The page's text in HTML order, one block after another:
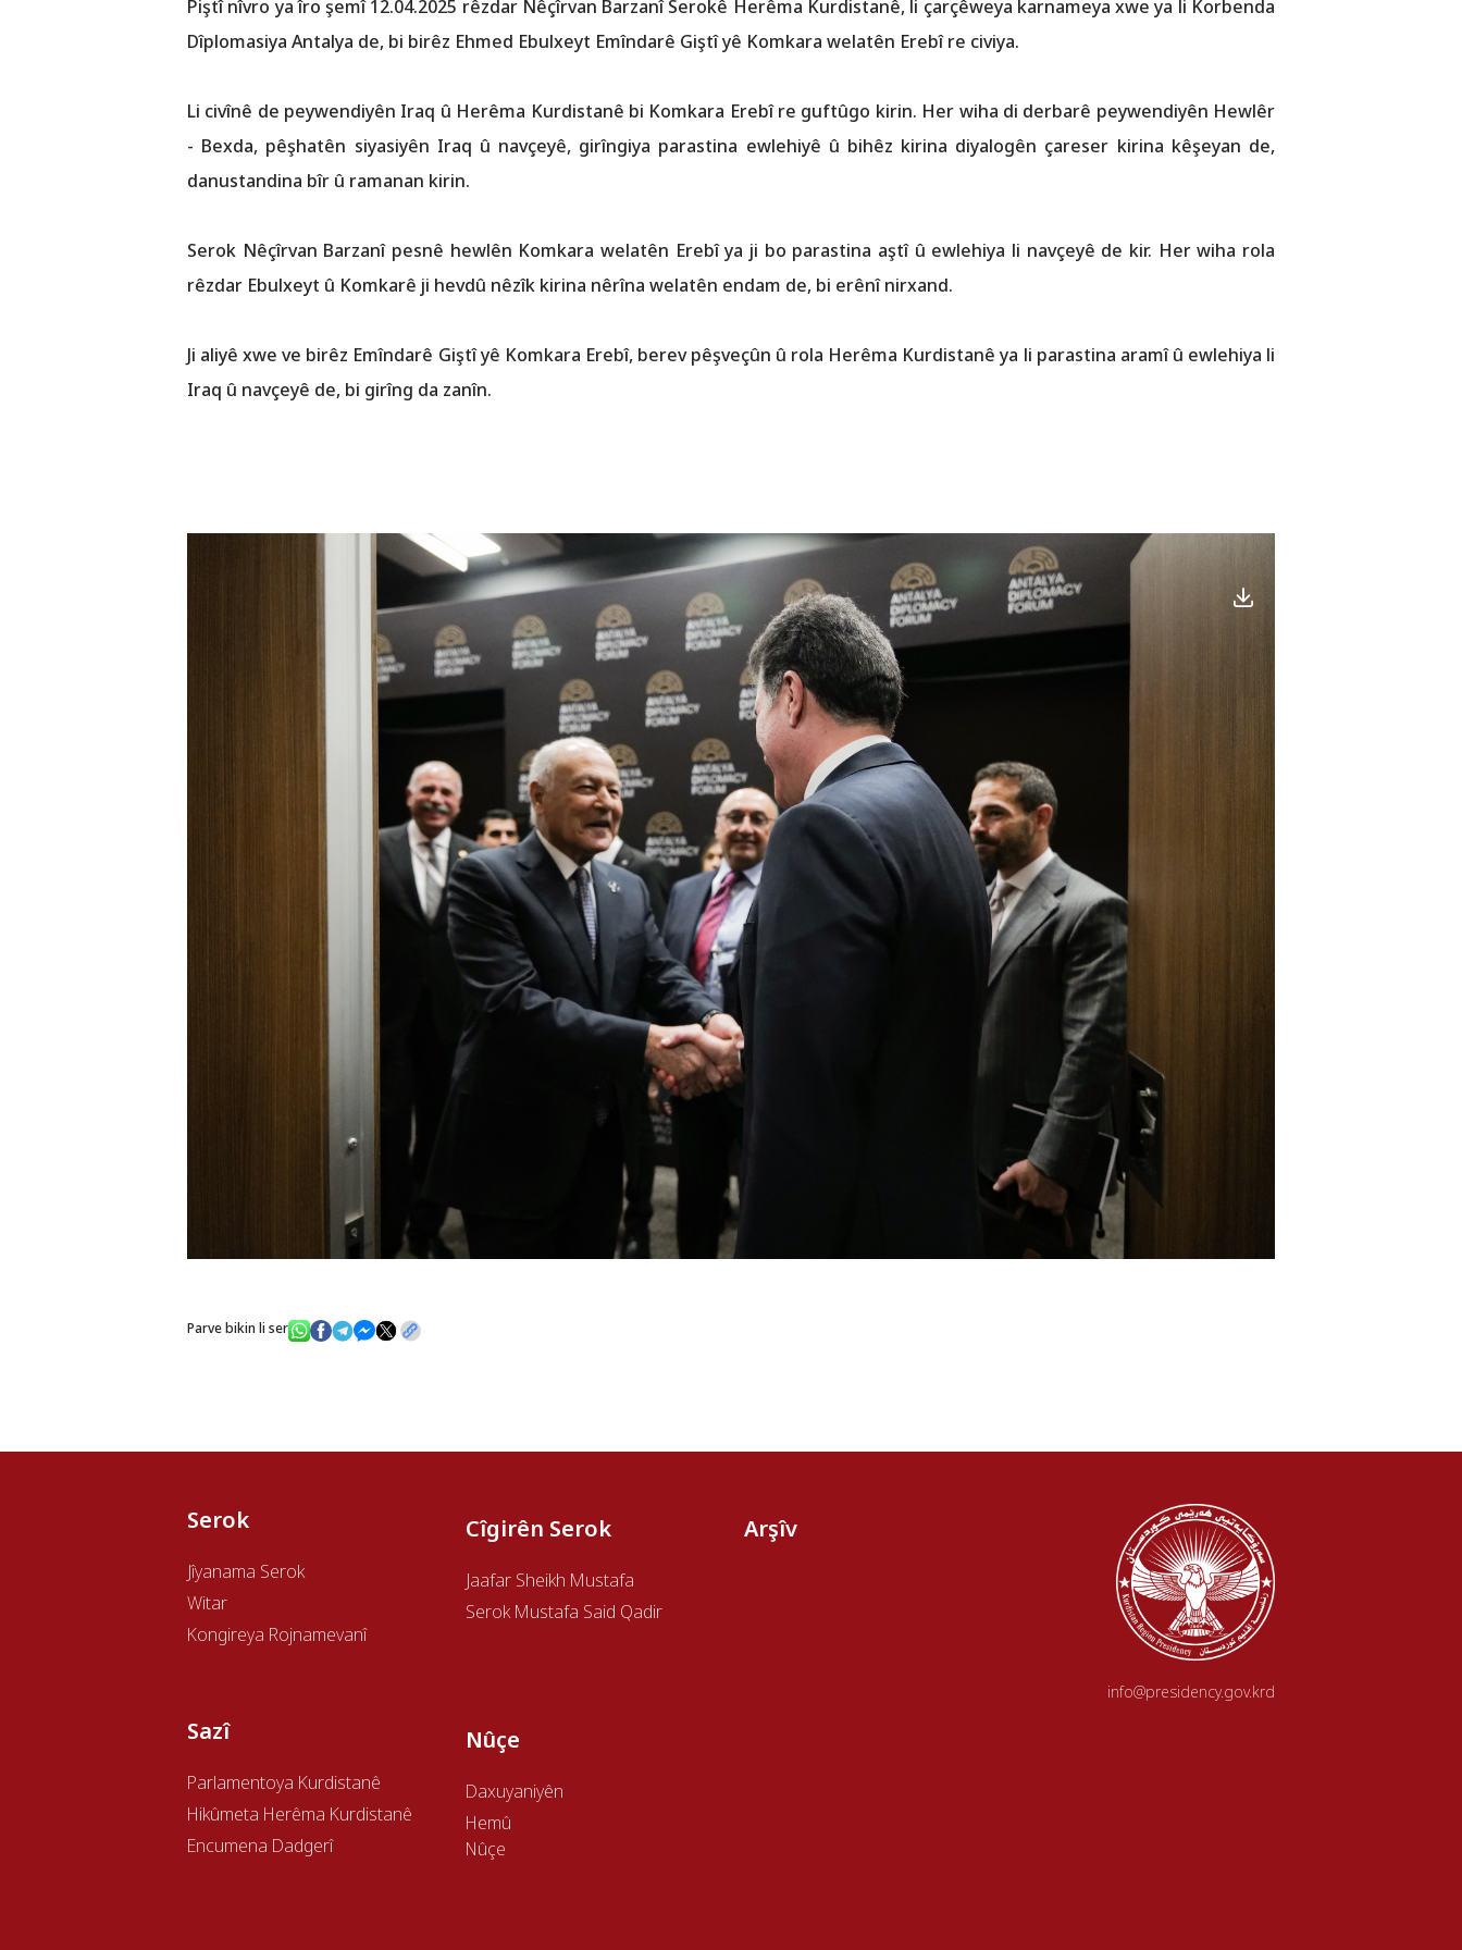
Piştî nîvro ya îro şemî 12.04.2025 rêzdar Nêçîrvan Barzanî Serokê Herêma Kurdistanê, li çarçêweya karnameya xwe ya li Korbenda
Dîplomasiya Antalya de, bi birêz Ehmed Ebu‌lxeyt Emîndarê Giştî yê Komkara welatên Erebî re civiya.
Li civînê de peywendiyên Iraq û Herêma Kurdistanê bi Komkara Erebî re guftûgo kirin. Her wiha di derbarê peywendiyên Hewlêr
- Bexda, pêşhatên siyasiyên Iraq û navçeyê, girîngiya parastina ewlehiyê û bihêz kirina diyalogên çareser kirina kêşeyan de,
danustandina bîr û ramanan kirin.
Serok Nêçîrvan Barzanî pesnê hewlên Komkara welatên Erebî ya ji bo parastina aştî û ewlehiya li navçeyê de kir. Her wiha rola
rêzdar Ebulxeyt û Komkarê ji hevdû nêzîk kirina nêrîna welatên endam de, bi erênî nirxand.
Ji aliyê xwe ve birêz Emîndarê Giştî yê Komkara Erebî, berev pêşveçûn û rola Herêma Kurdistanê ya li parastina aramî û ewlehiya li
Iraq û navçeyê de, bi girîng da zanîn.
Parve bikin li ser
Serok
Jîyanama Serok
Witar
Kongireya Rojnamevanî
Sazî
Parlamentoya Kurdistanê
Hikûmeta Herêma Kurdistanê
Encumena Dadgerî
Cîgirên Serok
Jaafar Sheikh Mustafa
Serok Mustafa Said Qadir
Nûçe
Daxuyaniyên
Hemû
Nûçe
Arşîv
info@presidency.gov.krd